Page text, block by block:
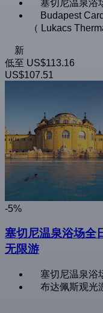
塞切尼温泉浴
Budapest
（ Lukacs
新
低至 US$113.16
US$107.51
-5%
塞切尼温泉浴场全
无限游
塞切尼温泉浴
布达佩斯观光